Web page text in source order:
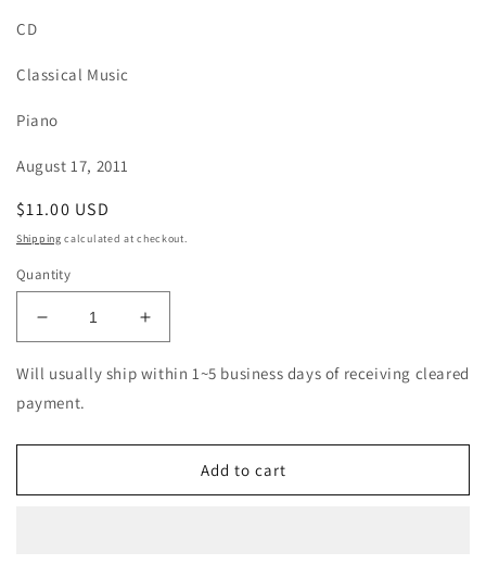
CD
Classical Music
Piano
August 17, 2011
Regular
price
$11.00 USD
Shipping calculated at checkout.
Quantity
Decrease
quantity
for
Maria
Pires
Increase
quantity
for
Pires
Will usually ship within 1~5 business days of receiving cleared
payment.
Add to cart